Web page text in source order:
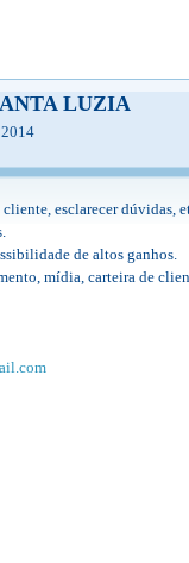
LUZIA
esclarecer dúvidas,
de altos ganhos.
mídia, carteira de